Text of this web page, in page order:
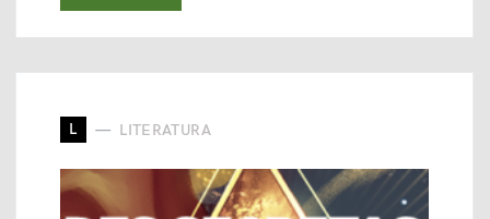
L LITERATURA